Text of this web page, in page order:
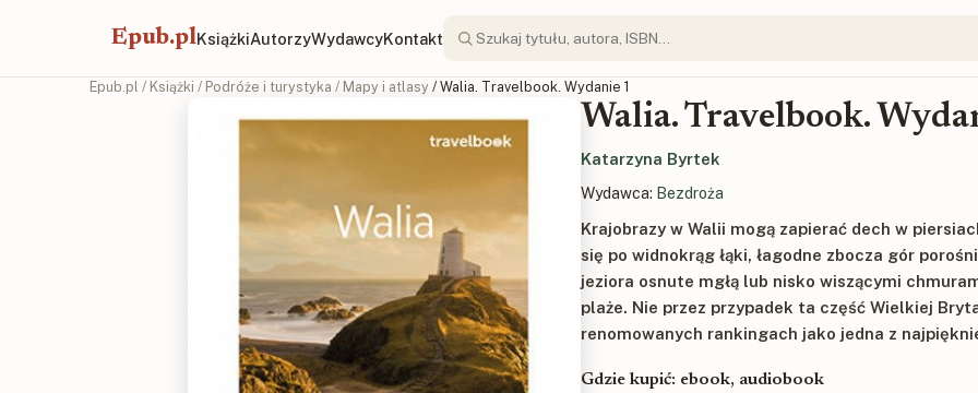
Epub.plKsiążkiAutorzyWydawcyKontakt
Epub.pl / Książki / Podróże i turystyka / Mapy i atlasy / Walia. Travelbook. Wydanie 1
Walia. Travelbook.
Katarzyna Byrtek
Wydawca: Bezdroża
Krajobrazy w Walii mogą zapierać dech w
się po widnokrąg łąki, łagodne zbocza gór
jeziora osnute mgłą lub nisko wiszącymi
plaże. Nie przez przypadek ta część Wielkiej
renomowanych rankingach jako jedna z
Gdzie kupić: ebook, audiobook